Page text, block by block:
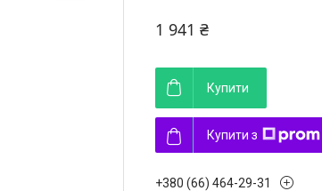
1 941 ₴
Купити
Купити з
+380 (66) 464-29-31